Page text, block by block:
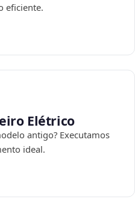
eficiente.
Elétrico
antigo? Executamos
ideal.